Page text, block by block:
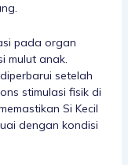
pada organ
mulut anak.
setelah
stimulasi fisik di
Si Kecil
dengan kondisi